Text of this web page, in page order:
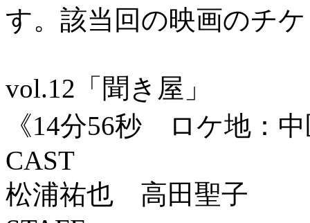
す。該当回の映画のチ
vol.12「聞き屋」
《14分56秒 ロケ地：
CAST
松浦祐也 高田聖子